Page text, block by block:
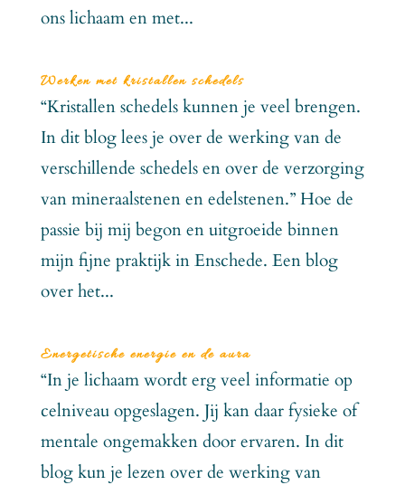
ons lichaam en met...
Werken met kristallen schedels
“Kristallen schedels kunnen je veel brengen.
In dit blog lees je over de werking van de
verschillende schedels en over de verzorging
van mineraalstenen en edelstenen.” Hoe de
passie bij mij begon en uitgroeide binnen
mijn fijne praktijk in Enschede. Een blog
over het...
Energetische energie en de aura
“In je lichaam wordt erg veel informatie op
celniveau opgeslagen. Jij kan daar fysieke of
mentale ongemakken door ervaren. In dit
blog kun je lezen over de werking van